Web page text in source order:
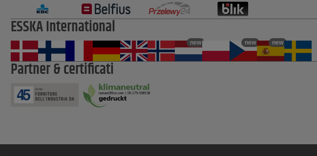
ESSKA International
new new new
Partner & certificati